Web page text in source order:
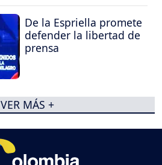
De la Espriella promete
defender la libertad de
prensa
VER MÁS +